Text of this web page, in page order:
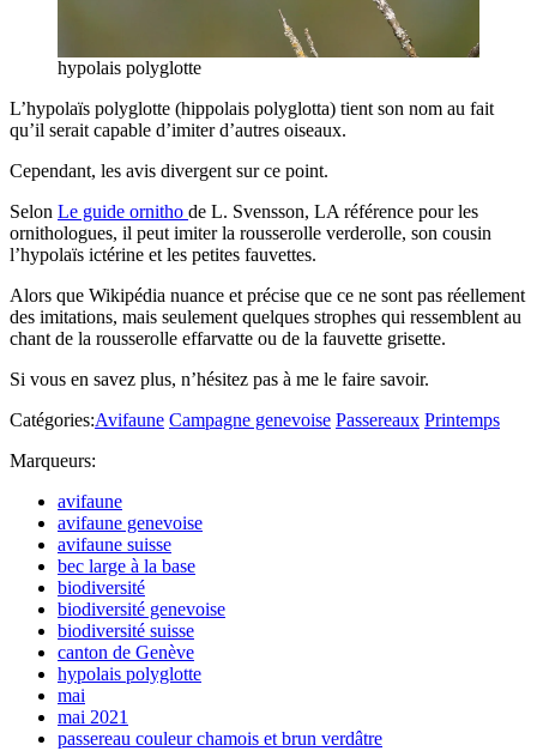
hypolais polyglotte
L’hypolaïs polyglotte (hippolais polyglotta) tient son nom au fait
qu’il serait capable d’imiter d’autres oiseaux.
Cependant, les avis divergent sur ce point.
Selon Le guide ornitho de L. Svensson, LA référence pour les
ornithologues, il peut imiter la rousserolle verderolle, son cousin
l’hypolaïs ictérine et les petites fauvettes.
Alors que Wikipédia nuance et précise que ce ne sont pas réellement
des imitations, mais seulement quelques strophes qui ressemblent au
chant de la rousserolle effarvatte ou de la fauvette grisette.
Si vous en savez plus, n’hésitez pas à me le faire savoir.
Catégories:Avifaune Campagne genevoise Passereaux Printemps
Marqueurs:
avifaune
avifaune genevoise
avifaune suisse
bec large à la base
biodiversité
biodiversité genevoise
biodiversité suisse
canton de Genève
hypolais polyglotte
mai
mai 2021
passereau couleur chamois et brun verdâtre